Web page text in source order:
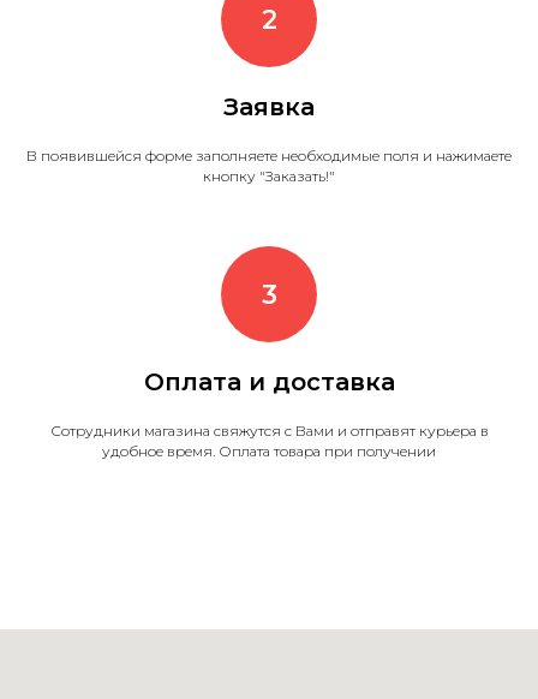
Заявка
В появившейся форме заполняете необходимые поля и нажимаете
кнопку "Заказать!"
Оплата и доставка
Сотрудники магазина свяжутся с Вами и отправят курьера в
удобное время. Оплата товара при получении